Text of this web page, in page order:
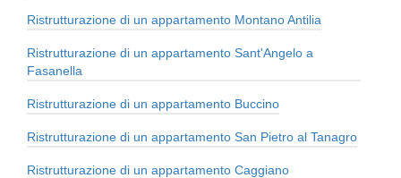
Ristrutturazione di un appartamento Montano Antilia
Ristrutturazione di un appartamento Sant'Angelo a
Fasanella
Ristrutturazione di un appartamento Buccino
Ristrutturazione di un appartamento San Pietro al Tanagro
Ristrutturazione di un appartamento Caggiano